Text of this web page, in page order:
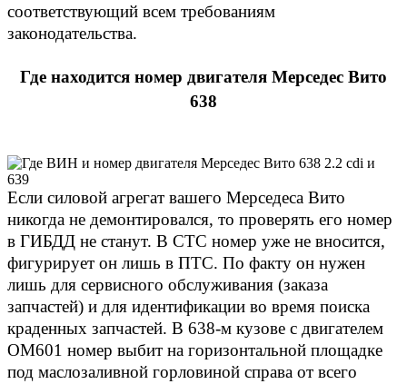
соответствующий всем требованиям
законодательства.
Где находится номер двигателя Мерседес Вито
638
Если силовой агрегат вашего Мерседеса Вито
никогда не демонтировался, то проверять его номер
в ГИБДД не станут. В СТС номер уже не вносится,
фигурирует он лишь в ПТС. По факту он нужен
лишь для сервисного обслуживания (заказа
запчастей) и для идентификации во время поиска
краденных запчастей. В 638-м кузове с двигателем
ОМ601 номер выбит на горизонтальной площадке
под маслозаливной горловиной справа от всего